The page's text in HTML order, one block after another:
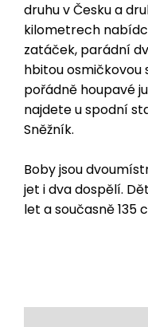
druhu v Česku a
kilometrech
zatáček, parádní
hbitou osmičkovou
pořádně houpavé
najdete u spodní
Sněžník.
Boby jsou
jet i dva dospělí.
let a současně 135